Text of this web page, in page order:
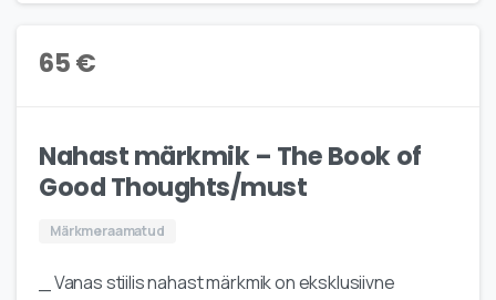
65€
Nahast märkmik – The Book of
Good Thoughts/must
Märkmeraamatud
_ Vanas stiilis nahast märkmik on eksklusiivne